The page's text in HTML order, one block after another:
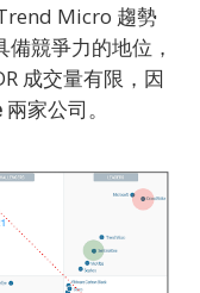
Micro 趨勢
競爭力的地位，
成交量有限，因
兩家公司。